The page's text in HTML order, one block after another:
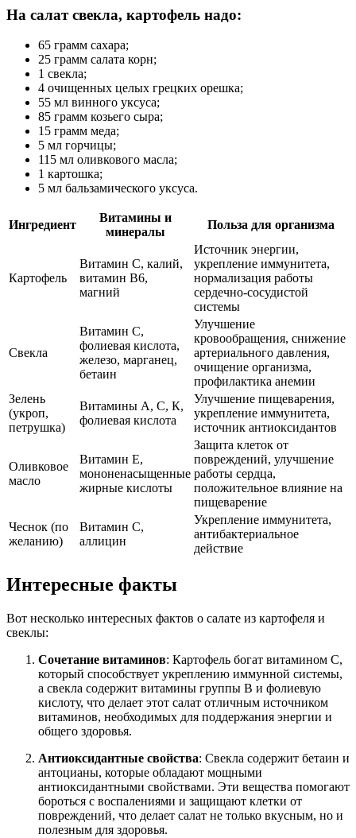
На салат свекла, картофель надо:
65 грамм сахара;
25 грамм салата корн;
1 свекла;
4 очищенных целых грецких орешка;
55 мл винного уксуса;
85 грамм козьего сыра;
15 грамм меда;
5 мл горчицы;
115 мл оливкового масла;
1 картошка;
5 мл бальзамического уксуса.
Ингредиент
Витамины и
минералы
Польза для организма
Картофель
Витамин С, калий,
витамин В6,
магний
Источник энергии,
укрепление иммунитета,
нормализация работы
сердечно-сосудистой
системы
Свекла
Витамин С,
фолиевая кислота,
железо, марганец,
бетаин
Улучшение
кровообращения, снижение
артериального давления,
очищение организма,
профилактика анемии
Зелень
(укроп,
петрушка)
Витамины А, С, К,
фолиевая кислота
Улучшение пищеварения,
укрепление иммунитета,
источник антиоксидантов
Оливковое
масло
Витамин Е,
мононенасыщенные
жирные кислоты
Защита клеток от
повреждений, улучшение
работы сердца,
положительное влияние на
пищеварение
Чеснок (по
желанию)
Витамин С,
аллицин
Укрепление иммунитета,
антибактериальное
действие
Интересные факты
Вот несколько интересных фактов о салате из картофеля и
свеклы:
Сочетание витаминов: Картофель богат витамином C,
который способствует укреплению иммунной системы,
а свекла содержит витамины группы B и фолиевую
кислоту, что делает этот салат отличным источником
витаминов, необходимых для поддержания энергии и
общего здоровья.
Антиоксидантные свойства: Свекла содержит бетаин и
антоцианы, которые обладают мощными
антиоксидантными свойствами. Эти вещества помогают
бороться с воспалениями и защищают клетки от
повреждений, что делает салат не только вкусным, но и
полезным для здоровья.